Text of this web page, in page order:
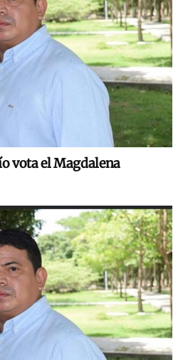
vota el Magdalena